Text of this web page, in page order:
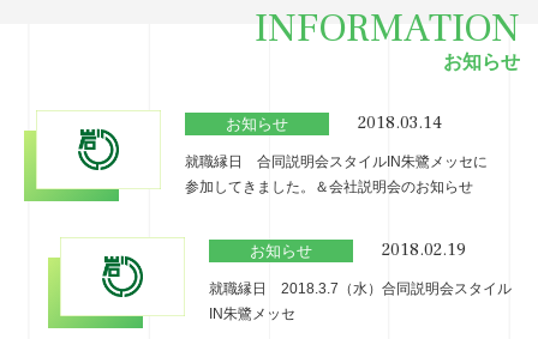
INFORMATION
お知らせ
お知らせ 2018.03.14
就職縁日 合同説明会スタイルIN朱鷺メッセに
参加してきました。＆会社説明会のお知らせ
お知らせ 2018.02.19
就職縁日 2018.3.7（水）合同説明会スタイル
IN朱鷺メッセ